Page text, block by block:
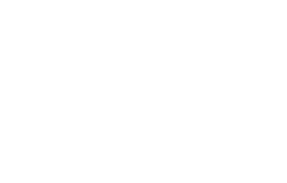
(Hyogo) ต้องถูกยกเลิก